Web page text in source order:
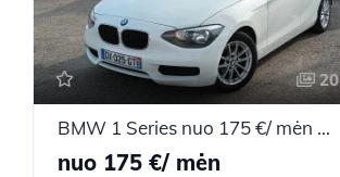
20
BMW 1 Series nuo 175 €/ mėn Dyzelinas 2012m. Hečbekas Mechaninė
nuo 175 €/ mėn